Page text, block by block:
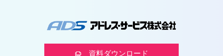
資料ダウンロード